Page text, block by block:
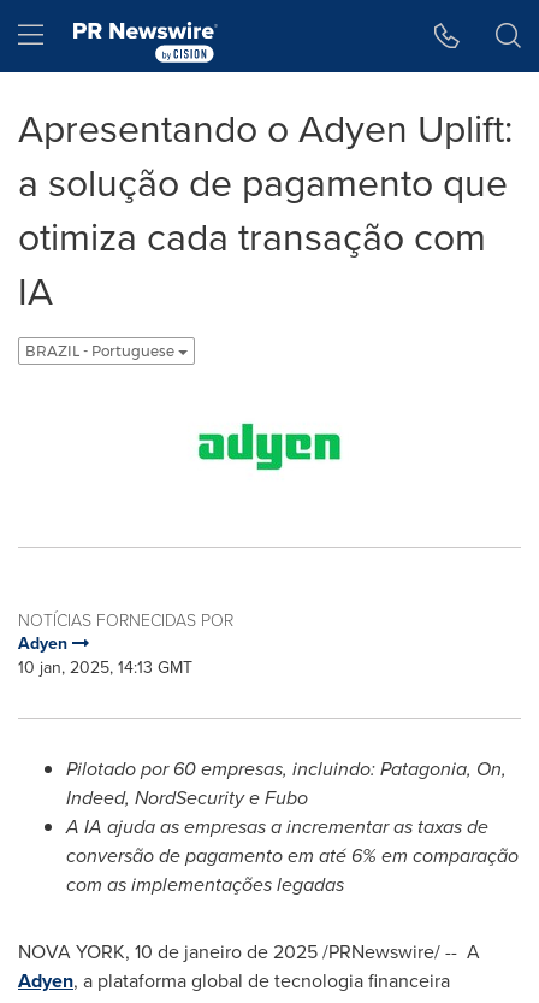
Hamburger menu
Apresentando o Adyen Uplift:
a solução de pagamento que
otimiza cada transação com
IA
BRAZIL - Portuguese
NOTÍCIAS FORNECIDAS POR
Adyen
10 jan, 2025, 14:13 GMT
Pilotado por 60 empresas, incluindo: Patagonia, On,
Indeed, NordSecurity e Fubo
A IA ajuda as empresas a incrementar as taxas de
conversão de pagamento em até 6% em comparação
com as implementações legadas
NOVA YORK, 10 de janeiro de 2025/PRNewswire/ -- A
Adyen, a plataforma global de tecnologia financeira